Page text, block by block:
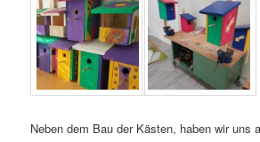
Neben dem Bau der Kästen, haben wir uns